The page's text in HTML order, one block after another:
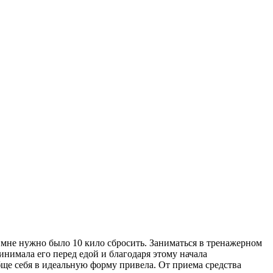
нужно было 10 кило сбросить. Заниматься в тренажерном
его перед едой и благодаря этому начала
себя в идеальную форму привела. От приема средства